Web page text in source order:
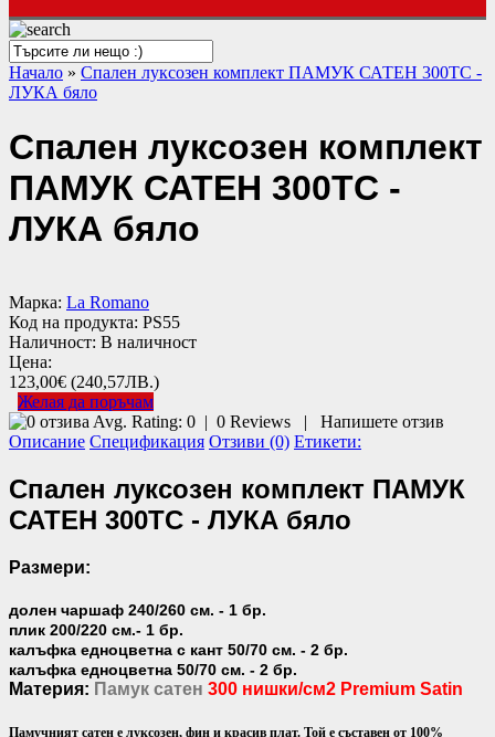
Начало » Спален луксозен комплект ПАМУК САТЕН 300TC -
ЛУКА бяло
Спален луксозен комплект
ПАМУК САТЕН 300TC -
ЛУКА бяло
Марка: La Romano
Код на продукта: PS55
Наличност: В наличност
Цена:
123,00€ (240,57ЛВ.)
Желая да поръчам
Avg. Rating: 0 | 0 Reviews | Напишете отзив
Описание Спецификация Отзиви (0) Етикети:
Спален луксозен комплект ПАМУК
САТЕН 300TC - ЛУКА бяло
Размери:
долен чаршаф 240/260 см. - 1 бр.
плик 200/220 см.- 1 бр.
калъфка едноцветна с кант 50/70 см. - 2 бр.
калъфка едноцветна 50/70 см. - 2 бр.
Материя: Памук сатен 300 нишки/см2 Premium Satin
Памучният сатен е луксозен, фин и красив плат. Той е съставен от 100%